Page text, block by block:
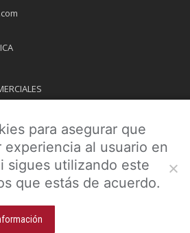
Footer Menú
para asegurar que
experiencia al usuario en
sigues utilizando este
que estás de acuerdo.